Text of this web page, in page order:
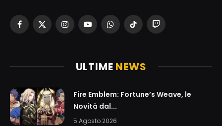
Facebook
X
InstagramYouTubeWhatsAppTikTokTwitch
ULTIME NEWS
Fire Emblem: Fortune’s Weave, le
Novità dal...
5 Agosto 2026